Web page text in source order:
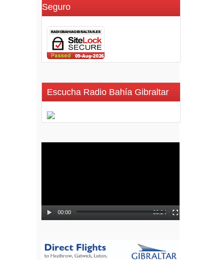
Seguro
Escucha Radio Bahía Gibraltar
00:00 00:24